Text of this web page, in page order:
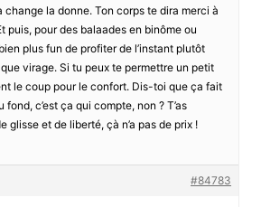
change la donne. Ton corps te dira merci à
puis, pour des balaades en binôme ou
plus fun de profiter de l’instant plutôt
virage. Si tu peux te permettre un petit
le coup pour le confort. Dis-toi que ça fait
c’est ça qui compte, non ? T’as
glisse et de liberté, çà n’a pas de prix !
#84783